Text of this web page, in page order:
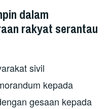
dalam
rakyat serantau
sivil
kepada
gesaan kepada